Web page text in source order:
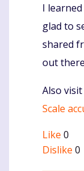
I
glad to
shared
out
Also
Scale
Like 0
Dislike 0